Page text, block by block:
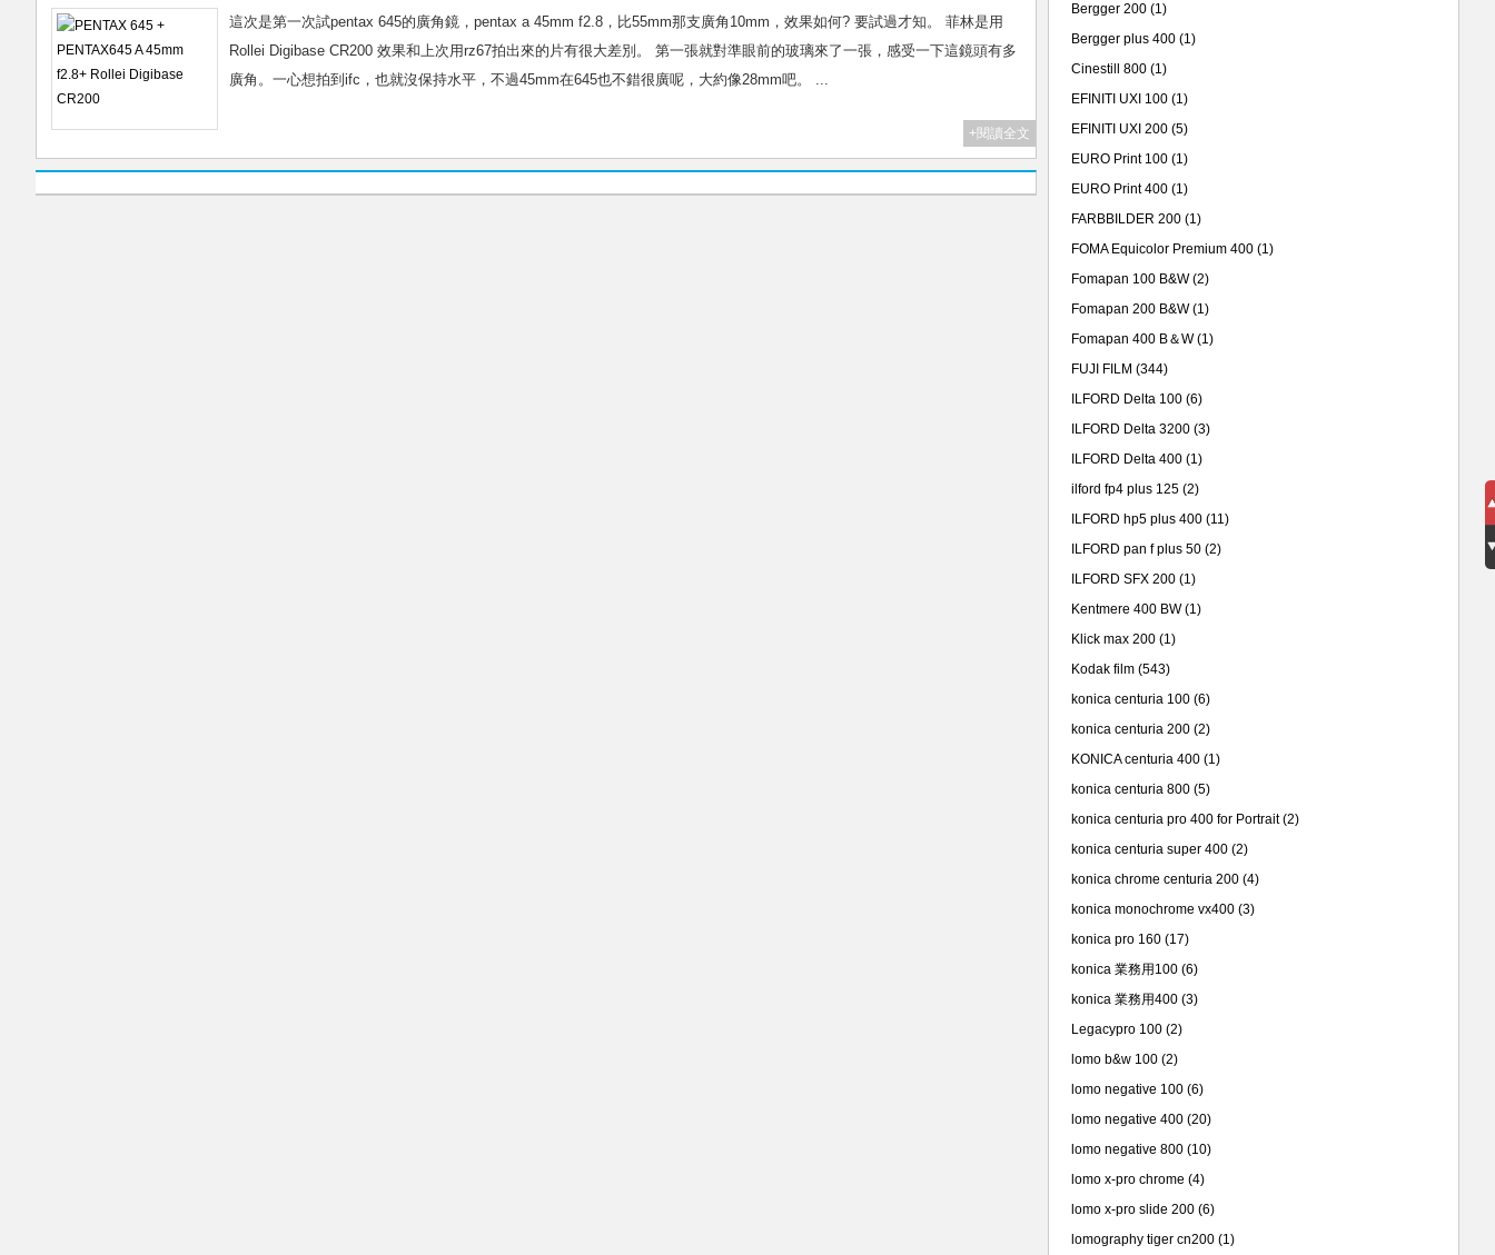
這次是第一次試pentax 645的廣角鏡，pentax a 45mm f2.8，比55mm那支廣角10mm，效果如何? 要試過才知。 菲林是用
Rollei Digibase CR200 效果和上次用rz67拍出來的片有很大差別。 第一張就對準眼前的玻璃來了一張，感受一下這鏡頭有多
廣角。一心想拍到ifc，也就沒保持水平，不過45mm在645也不錯很廣呢，大約像28mm吧。 ...
+閱讀全文
Bergger 200 (1)
Bergger plus 400 (1)
Cinestill 800 (1)
EFINITI UXI 100 (1)
EFINITI UXI 200 (5)
EURO Print 100 (1)
EURO Print 400 (1)
FARBBILDER 200 (1)
FOMA Equicolor Premium 400 (1)
Fomapan 100 B&W(2)
Fomapan 200 B&W(1)
Fomapan 400 B＆W(1)
FUJI FILM (344)
ILFORD Delta 100 (6)
ILFORD Delta 3200 (3)
ILFORD Delta 400 (1)
ilford fp4 plus 125 (2)
ILFORD hp5 plus 400 (11)
ILFORD pan f plus 50 (2)
ILFORD SFX 200 (1)
Kentmere 400 BW(1)
Klick max 200 (1)
Kodak film (543)
konica centuria 100 (6)
konica centuria 200 (2)
KONICA centuria 400 (1)
konica centuria 800 (5)
konica centuria pro 400 for Portrait(2)
konica centuria super 400 (2)
konica chrome centuria 200 (4)
konica monochrome vx400 (3)
konica pro 160 (17)
konica 業務用100 (6)
konica 業務用400 (3)
Legacypro 100 (2)
lomo b&w 100 (2)
lomo negative 100 (6)
lomo negative 400 (20)
lomo negative 800 (10)
lomo x-pro chrome (4)
lomo x-pro slide 200 (6)
lomography tiger cn200 (1)